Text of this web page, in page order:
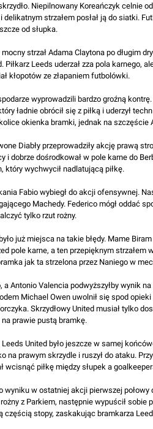
Niepilnowany Koreańczyk celnie
i delikatnym strzałem posłał ją do siatki.
od słupka.
mocny strzał Adama Claytona po długim
Piłkarz Leeds uderzał zza pola karnego,
kłopotów ze złapaniem futbolówki.
wyprowadzili bardzo groźną
ładnie obrócił się z piłką i uderzył
okienka bramki, jednak na szczęście
Diabły przeprowadziły akcję prawą
i dobrze dośrodkował w pole karne do
który wychwycił nadlatującą piłkę.
Fabio wybiegł do akcji ofensywnej.
Machedy. Federico mógł oddać
tylko rzut rożny.
już miejsca na takie błędy. Mame
pole karne, a ten przepięknym strzałem
jak ta strzelona przez Naniego w
a Antonio Valencia podwyższyłby wynik
Michael Owen uwolnił się spod
Skrzydłowy United musiał tylko
prawie pustą bramkę.
United było jeszcze w samej
na prawym skrzydle i ruszył do ataku.
wcisnąć piłkę między słupek a
wyniku w ostatniej akcji pierwszej połowy
z Parkiem, następnie wypuścił sobie
częścią stopy, zaskakując bramkarza